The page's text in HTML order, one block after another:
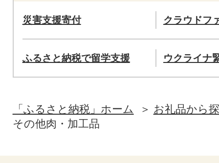
災害支援寄付 クラウドフ
ふるさと納税で留学支援 ウクライナ
「ふるさと納税」ホーム
お礼品から
その他肉・加工品